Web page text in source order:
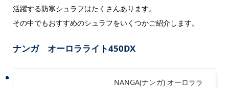
活躍する防寒シュラフはたくさんあります。
その中でもおすすめのシュラフをいくつかご紹介します。
ナンガ オーロラライト450DX
NANGA(ナンガ) オーロララ